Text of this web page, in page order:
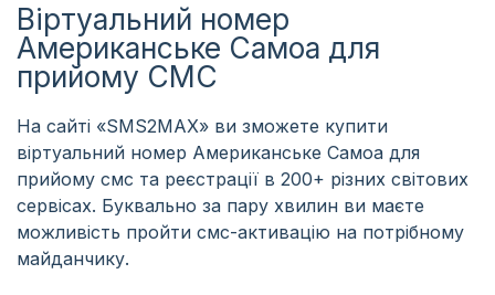
Віртуальний номер
Американське Самоа для
прийому СМС
На сайті «SMS2MAX» ви зможете купити
віртуальний номер Американське Самоа для
прийому смс та реєстрації в 200+ різних світових
сервісах. Буквально за пару хвилин ви маєте
можливість пройти смс-активацію на потрібному
майданчику.